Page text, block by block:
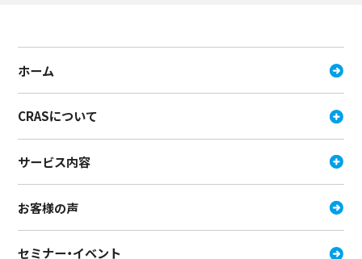
ホーム
CRASについて
サービス内容
お客様の声
セミナー・イベント